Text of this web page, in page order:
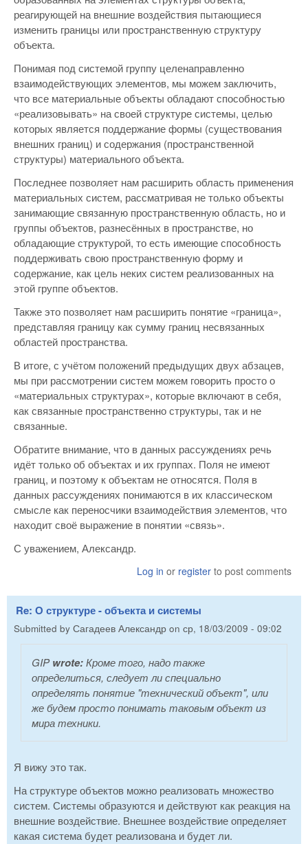
реагирующей на внешние воздействия пытающиеся
изменить границы или пространственную структуру
объекта.
Понимая под системой группу целенаправленно
взаимодействующих элементов, мы можем заключить,
что все материальные объекты обладают способностью
«реализовывать» на своей структуре системы, целью
которых является поддержание формы (существования
внешних границ) и содержания (пространственной
структуры) материального объекта.
Последнее позволяет нам расширить область применения
материальных систем, рассматривая не только объекты
занимающие связанную пространственную область, но и
группы объектов, разнесённых в пространстве, но
обладающие структурой, то есть имеющие способность
поддерживать свою пространственную форму и
содержание, как цель неких систем реализованных на
этой группе объектов.
Также это позволяет нам расширить понятие «граница»,
представляя границу как сумму границ несвязанных
областей пространства.
В итоге, с учётом положений предыдущих двух абзацев,
мы при рассмотрении систем можем говорить просто о
«материальных структурах», которые включают в себя,
как связанные пространственно структуры, так и не
связанные.
Обратите внимание, что в данных рассуждениях речь
идёт только об объектах и их группах. Поля не имеют
границ, и поэтому к объектам не относятся. Поля в
данных рассуждениях понимаются в их классическом
смысле как переносчики взаимодействия элементов, что
находит своё выражение в понятии «связь».
С уважением, Александр.
Log in or register to post comments
Re: О структуре - объекта и системы
Submitted by Сагадеев Александр on ср, 18/03/2009 - 09:02
GIPwrote:Кроме того, надо также
определиться, следует ли специально
определять понятие "технический объект", или
же будем просто понимать таковым объект из
мира техники.
Я вижу это так.
На структуре объектов можно реализовать множество
систем. Системы образуются и действуют как реакция на
внешние воздействие. Внешнее воздействие определяет
какая система будет реализована и будет ли.